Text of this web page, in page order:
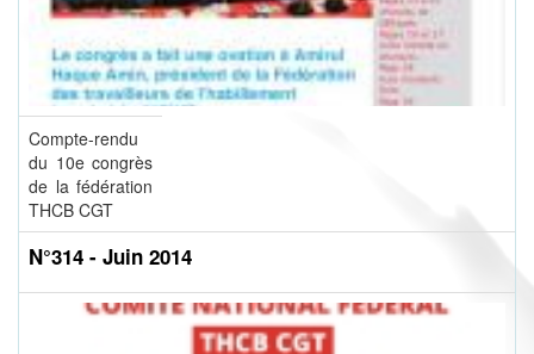
Compte-rendu
du 10e congrès
de la fédération
THCB CGT
N°314 - Juin 2014